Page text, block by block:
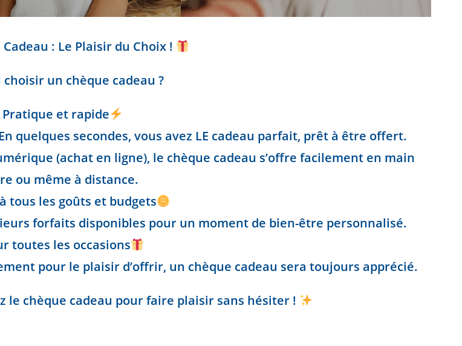
Cadeau : Le Plaisir du Choix !
un chèque cadeau ?
Pratique et rapide
quelques secondes, vous avez LE cadeau parfait, prêt à être offert.
(achat en ligne), le chèque cadeau s’offre facilement en main
ou même à distance.
tous les goûts et budgets
forfaits disponibles pour un moment de bien-être personnalisé.
toutes les occasions
pour le plaisir d’offrir, un chèque cadeau sera toujours apprécié.
le chèque cadeau pour faire plaisir sans hésiter !